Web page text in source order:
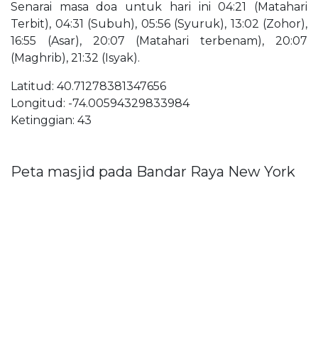
Senarai masa doa untuk hari ini 04:21 (Matahari
Terbit), 04:31 (Subuh), 05:56 (Syuruk), 13:02 (Zohor),
16:55 (Asar), 20:07 (Matahari terbenam), 20:07
(Maghrib), 21:32 (Isyak).
Latitud: 40.71278381347656
Longitud: -74.00594329833984
Ketinggian: 43
Peta masjid pada Bandar Raya New York